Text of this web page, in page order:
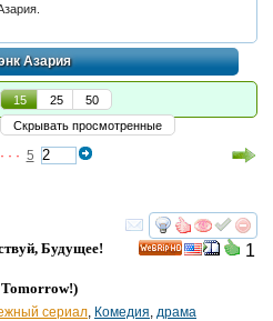
Азария
15 25
50
Скрывать просмотренные
· · · 5
смотреть
1
Будущее!
)
сериал Комедия драма